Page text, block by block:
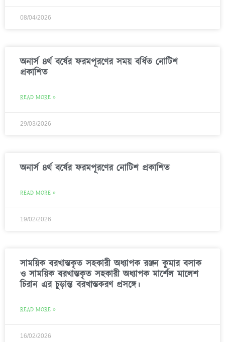
08/04/2026
অনার্স ৪র্থ বর্ষের ফরমপূরণের সময় বর্ধিত নোটিশ
প্রকাশিত
READ MORE »
29/03/2026
অনার্স ৪র্থ বর্ষের ফরমপূরণের নোটিশ প্রকাশিত
READ MORE »
19/02/2026
সাময়িক বরখাস্তকৃত সহকারী অধ্যাপক রঞ্জন কুমার বসাক
ও সাময়িক বরখাস্তকৃত সহকারী অধ্যাপক মার্শেল মালেশ
চিরান এর চুড়ান্ত বরখাস্তকরণ প্রসঙ্গে।
READ MORE »
16/02/2026